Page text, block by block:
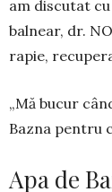
am discutat
balnear, dr.
rapie,
„Mă bucur
Bazna pentru
Apa de